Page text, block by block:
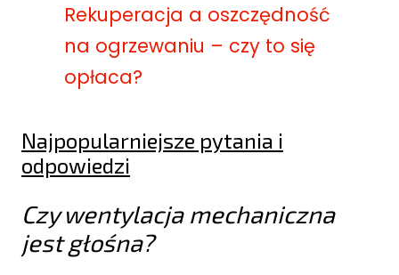
Rekuperacja a oszczędność
na ogrzewaniu – czy to się
opłaca?
Najpopularniejsze pytania i
odpowiedzi
Czy wentylacja mechaniczna
jest głośna?